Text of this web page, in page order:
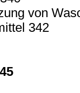
von
342